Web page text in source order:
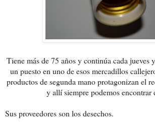
Tiene más de 75 años y continúa cada jueves
un puesto en uno de esos mercadillos
productos de segunda mano protagonizan el
y allí siempre podemos encontrar
Sus proveedores son los desechos.